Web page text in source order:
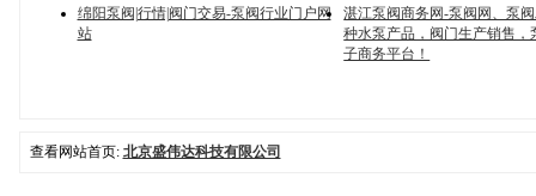
绵阳泵阀|行情|阀门交易-泵阀行业门户网
站
湛江泵阀商务网-泵阀网、泵
种水泵产品，阀门生产销售，
子商务平台！
查看网站首页: 北京盛伟达科技有限公司